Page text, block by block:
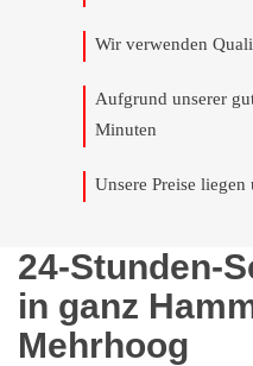
Wir verwenden
Aufgrund unserer
Minuten
Unsere Preise
24-Stunden-
in ganz
Mehrhoog